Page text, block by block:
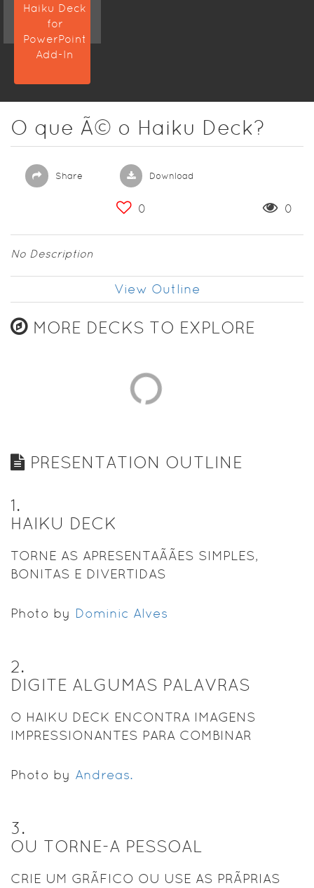
Haiku Deck
for
PowerPoint
Add-In
O que Ã© o Haiku Deck?
Share Download
0 0
No Description
View Outline
MORE DECKS TO EXPLORE
PRESENTATION OUTLINE
1.
HAIKU DECK
TORNE AS APRESENTAÃÃES SIMPLES,
BONITAS E DIVERTIDAS
Photo by Dominic Alves
2.
DIGITE ALGUMAS PALAVRAS
O HAIKU DECK ENCONTRA IMAGENS
IMPRESSIONANTES PARA COMBINAR
Photo by Andreas.
3.
OU TORNE-A PESSOAL
CRIE UM GRÃFICO OU USE AS PRÃPRIAS